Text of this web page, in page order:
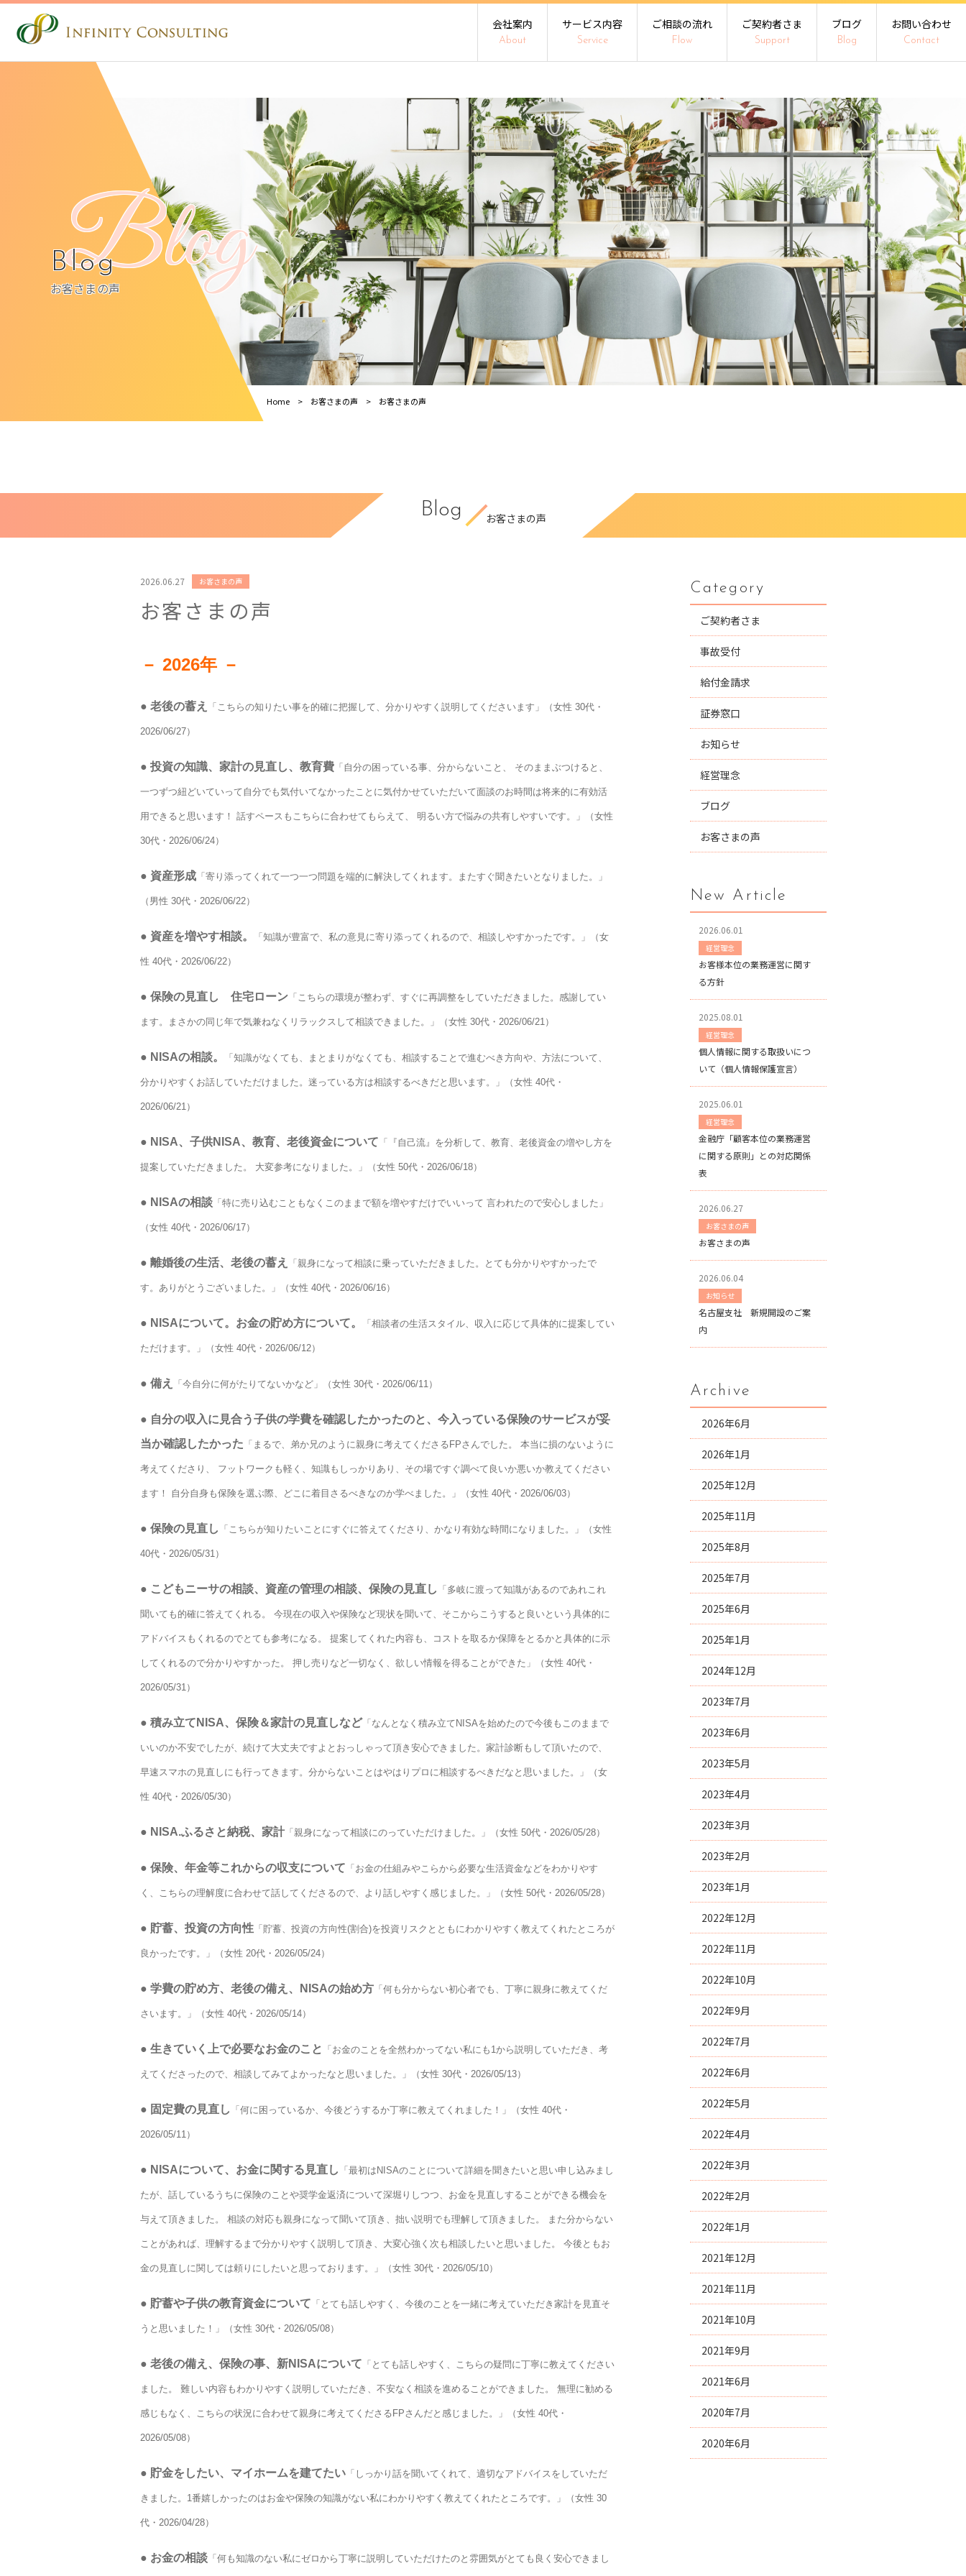
会社案内
About
サービス内容
Service
ご相談の流れ
Flow
ご契約者さま
Support
ブログ
Blog
お問い合わせ
Contact
Blog
Blog
お客さまの声
Home お客さまの声 お客さまの声
Blog お客さまの声
2026.06.27 お客さまの声
お客さまの声
－ 2026年 －
● 老後の蓄え 「こちらの知りたい事を的確に把握して、分かりやすく説明してくださいます」（女性 30代・
2026/06/27）
● 投資の知識、家計の見直し、教育費「自分の困っている事、分からないこと、 そのままぶつけると、
一つずつ紐どいていって自分でも気付いてなかったことに気付かせていただいて面談のお時間は将来的に有効活
用できると思います！ 話すペースもこちらに合わせてもらえて、 明るい方で悩みの共有しやすいです。」（女性
30代・2026/06/24）
● 資産形成「寄り添ってくれて一つ一つ問題を端的に解決してくれます。またすぐ聞きたいとなりました。」
（男性 30代・2026/06/22）
● 資産を増やす相談。 「知識が豊富で、私の意見に寄り添ってくれるので、相談しやすかったです。」（女
性 40代・2026/06/22）
● 保険の見直し 住宅ローン 「こちらの環境が整わず、すぐに再調整をしていただきました。感謝してい
ます。まさかの同じ年で気兼ねなくリラックスして相談できました。」（女性 30代・2026/06/21）
● NISAの相談。 「知識がなくても、まとまりがなくても、相談することで進むべき方向や、方法について、
分かりやすくお話していただけました。迷っている方は相談するべきだと思います。」（女性 40代・
2026/06/21）
● NISA、子供NISA、教育、老後資金について 「『自己流』を分析して、教育、老後資金の増やし方を
提案していただきました。 大変参考になりました。」（女性 50代・2026/06/18）
● NISAの相談「特に売り込むこともなくこのままで額を増やすだけでいいって 言われたので安心しました」
（女性 40代・2026/06/17）
● 離婚後の生活、老後の蓄え 「親身になって相談に乗っていただきました。とても分かりやすかったで
す。ありがとうございました。」（女性 40代・2026/06/16）
● NISAについて。お金の貯め方について。 「相談者の生活スタイル、収入に応じて具体的に提案してい
ただけます。」（女性 40代・2026/06/12）
● 備え 「今自分に何がたりてないかなど」（女性 30代・2026/06/11）
● 自分の収入に見合う子供の学費を確認したかったのと、今入っている保険のサービスが妥
当か確認したかった 「まるで、弟か兄のように親身に考えてくださるFPさんでした。 本当に損のないように
考えてくださり、 フットワークも軽く、知識もしっかりあり、その場ですぐ調べて良いか悪いか教えてください
ます！ 自分自身も保険を選ぶ際、どこに着目さるべきなのか学べました。」（女性 40代・2026/06/03）
● 保険の見直し 「こちらが知りたいことにすぐに答えてくださり、かなり有効な時間になりました。」（女性
40代・2026/05/31）
● こどもニーサの相談、資産の管理の相談、保険の見直し 「多岐に渡って知識があるのであれこれ
聞いても的確に答えてくれる。 今現在の収入や保険など現状を聞いて、そこからこうすると良いという具体的に
アドバイスもくれるのでとても参考になる。 提案してくれた内容も、コストを取るか保障をとるかと具体的に示
してくれるので分かりやすかった。 押し売りなど一切なく、欲しい情報を得ることができた」（女性 40代・
2026/05/31）
● 積み立てNISA、保険＆家計の見直しなど「なんとなく積み立てNISAを始めたので今後もこのままで
いいのか不安でしたが、続けて大丈夫ですよとおっしゃって頂き安心できました。家計診断もして頂いたので、
早速スマホの見直しにも行ってきます。分からないことはやはりプロに相談するべきだなと思いました。」（女
性 40代・2026/05/30）
● NISA.ふるさと納税、家計「親身になって相談にのっていただけました。」（女性 50代・2026/05/28）
● 保険、年金等これからの収支について 「お金の仕組みやこらから必要な生活資金などをわかりやす
く、こちらの理解度に合わせて話してくださるので、より話しやすく感じました。」（女性 50代・2026/05/28）
● 貯蓄、投資の方向性「貯蓄、投資の方向性(割合)を投資リスクとともにわかりやすく教えてくれたところが
良かったです。」（女性 20代・2026/05/24）
● 学費の貯め方、老後の備え、NISAの始め方「何も分からない初心者でも、丁寧に親身に教えてくだ
さいます。」（女性 40代・2026/05/14）
● 生きていく上で必要なお金のこと 「お金のことを全然わかってない私にも1から説明していただき、考
えてくださったので、相談してみてよかったなと思いました。」（女性 30代・2026/05/13）
● 固定費の見直し 「何に困っているか、今後どうするか丁寧に教えてくれました！」（女性 40代・
2026/05/11）
● NISAについて、お金に関する見直し 「最初はNISAのことについて詳細を聞きたいと思い申し込みまし
たが、話しているうちに保険のことや奨学金返済について深堀りしつつ、お金を見直しすることができる機会を
与えて頂きました。 相談の対応も親身になって聞いて頂き、拙い説明でも理解して頂きました。 また分からない
ことがあれば、理解するまで分かりやすく説明して頂き、大変心強く次も相談したいと思いました。 今後ともお
金の見直しに関しては頼りにしたいと思っております。」（女性 30代・2026/05/10）
● 貯蓄や子供の教育資金について 「とても話しやすく、今後のことを一緒に考えていただき家計を見直そ
うと思いました！」（女性 30代・2026/05/08）
● 老後の備え、保険の事、新NISAについて 「とても話しやすく、こちらの疑問に丁寧に教えてください
ました。 難しい内容もわかりやすく説明していただき、不安なく相談を進めることができました。 無理に勧める
感じもなく、こちらの状況に合わせて親身に考えてくださるFPさんだと感じました。」（女性 40代・
2026/05/08）
● 貯金をしたい、マイホームを建てたい「しっかり話を聞いてくれて、適切なアドバイスをしていただ
きました。1番嬉しかったのはお金や保険の知識がない私にわかりやすく教えてくれたところです。」（女性 30
代・2026/04/28）
● お金の相談「何も知識のない私にゼロから丁寧に説明していただけたのと雰囲気がとても良く安心できまし
Category
ご契約者さま
事故受付
給付金請求
証券窓口
お知らせ
経営理念
ブログ
お客さまの声
New Article
2026.06.01
経営理念
お客様本位の業務運営に関す
る方針
2025.08.01
経営理念
個人情報に関する取扱いにつ
いて（個人情報保護宣言）
2025.06.01
経営理念
金融庁「顧客本位の業務運営
に関する原則」との対応関係
表
2026.06.27
お客さまの声
お客さまの声
2026.06.04
お知らせ
名古屋支社 新規開設のご案
内
Archive
2026年6月
2026年1月
2025年12月
2025年11月
2025年8月
2025年7月
2025年6月
2025年1月
2024年12月
2023年7月
2023年6月
2023年5月
2023年4月
2023年3月
2023年2月
2023年1月
2022年12月
2022年11月
2022年10月
2022年9月
2022年7月
2022年6月
2022年5月
2022年4月
2022年3月
2022年2月
2022年1月
2021年12月
2021年11月
2021年10月
2021年9月
2021年6月
2020年7月
2020年6月